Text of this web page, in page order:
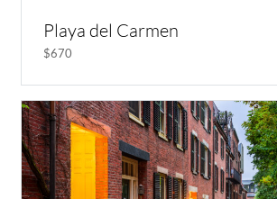
Playa del Carmen
$670